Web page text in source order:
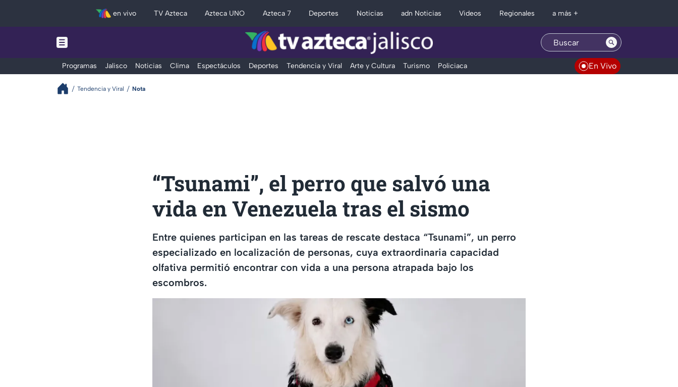
en vivo TV Azteca Azteca UNO Azteca 7 Deportes Noticias adn Noticias Videos Regionales a más +
Programas Jalisco Noticias Clima Espectáculos Deportes Tendencia y Viral Arte y Cultura Turismo Policiaca En Vivo
Tendencia y Viral Nota
“Tsunami”, el perro que salvó una
vida en Venezuela tras el sismo
Entre quienes participan en las tareas de rescate destaca “Tsunami”, un perro
especializado en localización de personas, cuya extraordinaria capacidad
olfativa permitió encontrar con vida a una persona atrapada bajo los
escombros.